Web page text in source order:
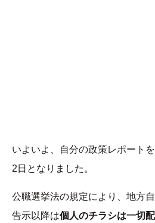
いよいよ、自分の政策レポート
2日となりました。
公職選挙法の規定により、地方
告示以降は個人のチラシは一切